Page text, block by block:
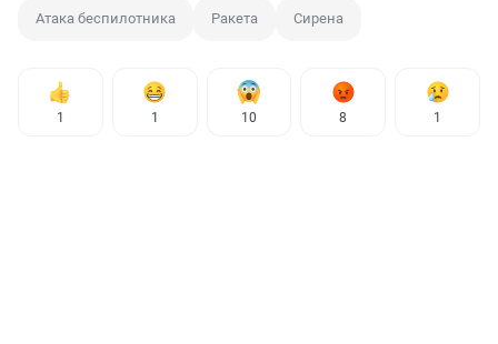
Атака беспилотника Ракета Сирена
1 1 10 8 1